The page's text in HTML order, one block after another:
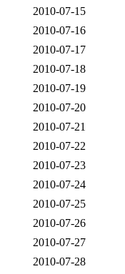
2010-07-15
2010-07-16
2010-07-17
2010-07-18
2010-07-19
2010-07-20
2010-07-21
2010-07-22
2010-07-23
2010-07-24
2010-07-25
2010-07-26
2010-07-27
2010-07-28